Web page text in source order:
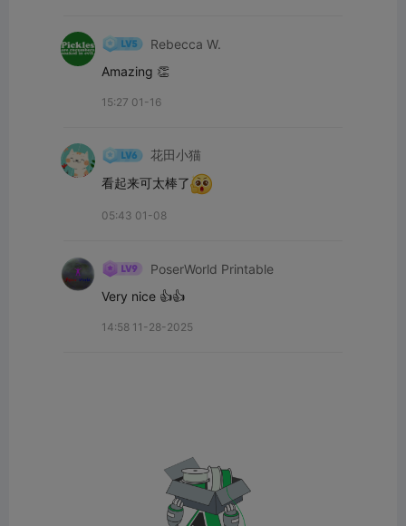
Rebecca W.
Amazing 👏
15:27 01-16
花田小猫
看起来可太棒了
05:43 01-08
PoserWorld Printable
Very nice 👍👍
14:58 11-28-2025